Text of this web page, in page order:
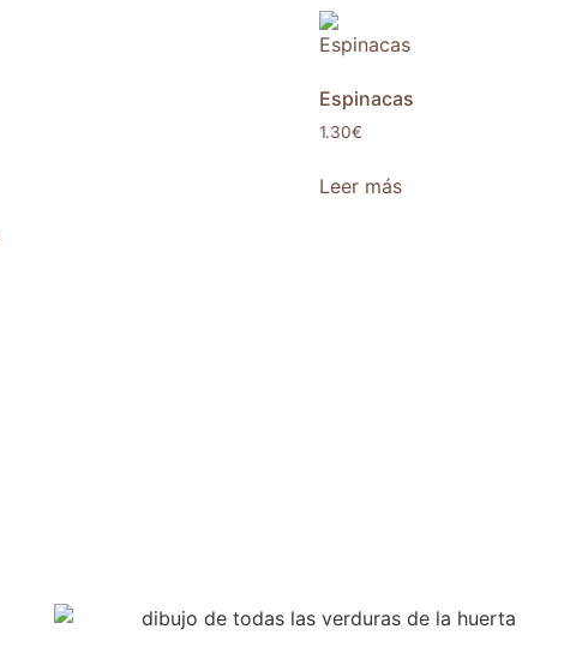
Espinacas
1.30€
Leer más